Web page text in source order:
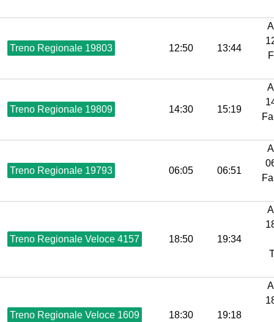
Treno Regionale 19803 12:50 13:44
Treno Regionale 19809 14:30 15:19
Treno Regionale 19793 06:05 06:51
Treno Regionale Veloce 4157 18:50 19:34
Treno Regionale Veloce 1609 18:30 19:18